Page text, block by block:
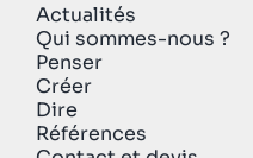
Actualités
Qui sommes-nous ?
Penser
Créer
Dire
Références